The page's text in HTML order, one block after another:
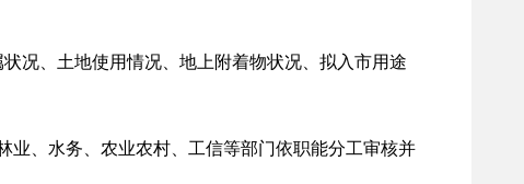
、土地使用情况、地上附着物状况、拟入市用途
、水务、农业农村、工信等部门依职能分工审核并